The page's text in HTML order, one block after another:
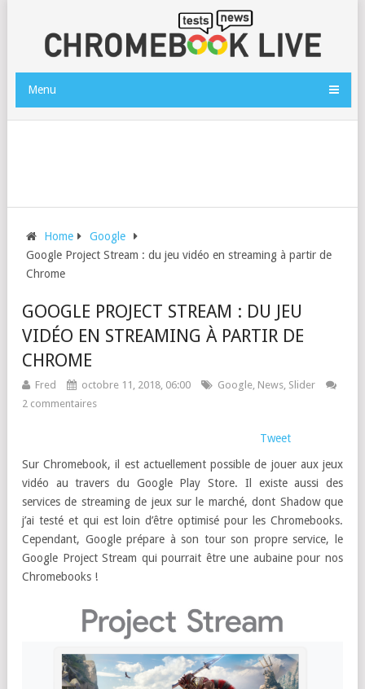
Menu
Home
Google
Google Project Stream : du jeu vidéo en streaming à partir de
Chrome
GOOGLE PROJECT STREAM : DU JEU
VIDÉO EN STREAMING À PARTIR DE
CHROME
Fred octobre 11, 2018, 06:00 Google, News, Slider
2 commentaires
Tweet
Sur Chromebook, il est actuellement possible de jouer aux jeux
vidéo au travers du Google Play Store. Il existe aussi des
services de streaming de jeux sur le marché, dont Shadow que
j’ai testé et qui est loin d’être optimisé pour les Chromebooks.
Cependant, Google prépare à son tour son propre service, le
Google Project Stream qui pourrait être une aubaine pour nos
Chromebooks !